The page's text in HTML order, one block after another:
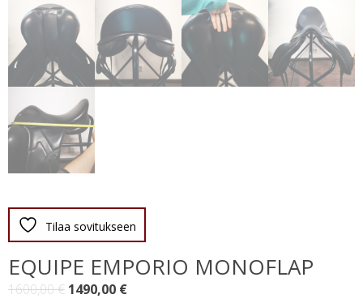
Tilaa sovitukseen
EQUIPE EMPORIO MONOFLAP
1600,00€ Alkuperäinen
1490,00 €Nykyinen